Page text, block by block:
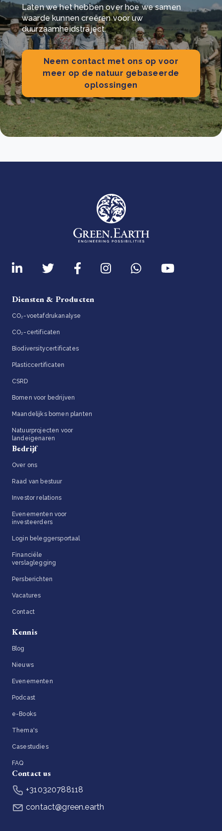
Laten we het hebben over hoe we samen
waarde kunnen creëren voor uw
duurzaamheidstraject.
Neem contact met ons op voor
meer op de natuur gebaseerde
oplossingen
Diensten & Producten
CO₂-voetafdrukanalyse
CO₂-certificaten
Biodiversitycertificates
Plasticcertificaten
CSRD
Bomen voor bedrijven
Maandelijks bomen planten
Natuurprojecten voor
landeigenaren
Bedrijf
Over ons
Raad van bestuur
Investor relations
Evenementen voor
investeerders
Login beleggersportaal
Financiële
verslaglegging
Persberichten
Vacatures
Contact
Kennis
Blog
Nieuws
Evenementen
Podcast
e-Books
Thema's
Casestudies
FAQ
Contact us
+310320788118
contact@green.earth